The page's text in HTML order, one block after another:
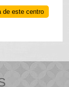
de este centro